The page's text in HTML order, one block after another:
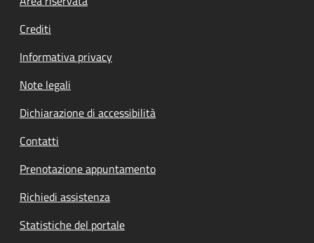
Crediti
Informativa privacy
Note legali
Dichiarazione di accessibilità
Contatti
Prenotazione appuntamento
Richiedi assistenza
Statistiche del portale